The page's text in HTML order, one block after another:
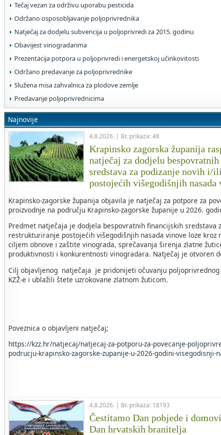
Tečaj vezan za održivu uporabu pesticida
Održano osposobljavanje poljoprivrednika
Natječaj za dodjelu subvencija u poljoprivredi za 2015. godinu
Obavijest vinogradarima
Prezentacija potpora u poljoprivredi i energetskoj učinkovitosti
Održano predavanje za poljoprivrednike
Služena misa zahvalnica za plodove zemlje
Predavanje poljoprivrednicima
Najnovije
4.8.2026. | Br. prikaza: 48
Krapinsko zagorska županija
natječaj za dodjelu
sredstava za podizanje novih i/
postojećih višegodišnjih nasada
Krapinsko-zagorske županija objavila je natječaj za potpore za
proizvodnje na području Krapinsko-zagorske županije u 2026.
Predmet natječaja je dodjela bespovratnih financijskih sredstava
restrukturiranje postojećih višegodišnjih nasada vinove loze kroz
ciljem obnove i zaštite vinograda, sprečavanja širenja zlatne
produktivnosti i konkurentnosti vinogradara. Natječaj je otvoren
Cilj objavljenog natječaja je pridonijeti očuvanju
KZŽ-e i ublažili štete uzrokovane zlatnom žuticom.
Poveznica o objavljeni natječaj;
https://kzz.hr/natjecaj/natjecaj-za-potporu-za-povecanje-
podrucju-krapinsko-zagorske-zupanije-u-2026-godini-visegodisnji-
4.8.2026. | Br. prikaza: 18193
Čestitamo Dan pobjede i
Dan hrvatskih branitelja